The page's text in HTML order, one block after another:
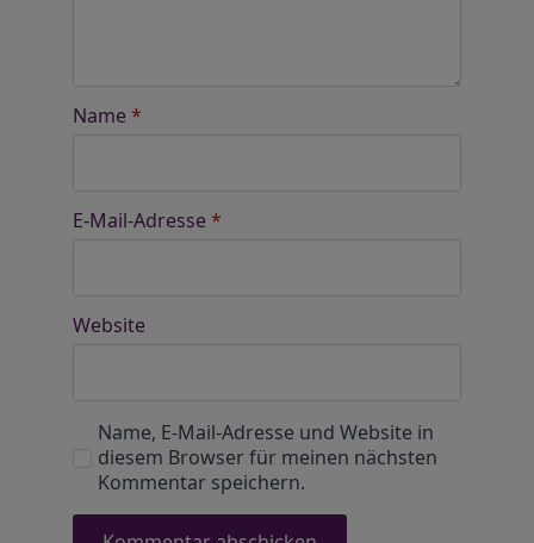
Name *
E-Mail-Adresse *
Website
Name, E-Mail-Adresse und Website in
diesem Browser für meinen nächsten
Kommentar speichern.